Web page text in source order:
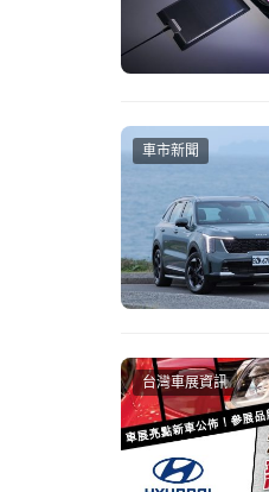
回廠即享最高規
福斯商旅 「酷涼
–  風箱清洗＋
–  車室雙效淨
–  品牌好朋友回
–  指定原廠精品
–  My eVanLife
車市新聞
台灣車展資訊